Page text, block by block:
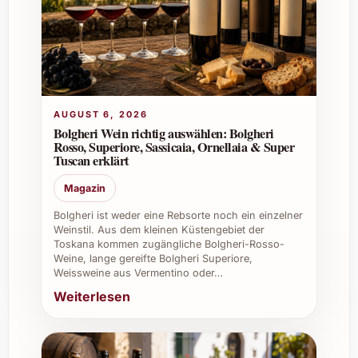
Charakter und Genuss
Rebsorte:100 % Sauvignon Blanc
Jahrgang:2023
Aromen:Zitrus, grüne Äpfel, leichte
Kräuternoten
Körper:Leicht bis mittelkräftig
Abgang:Frisch und mineralisch
Alkoholgehalt:
Ca. 12.5 % Vol.
Serviertemperatur:
Empfohlene Einsatzmöglichkeiten
Dieser Weisswein eignet sich ideal für diverse
kulinarische Gelegenheiten. Er harmoniert
ausgezeichnet mit:
Leichten Salaten und Gemüse
AUGUST 6, 2026
Bolgheri Wein richtig auswählen: Bolgheri
Rosso, Superiore, Sassicaia, Ornellaia & Super
Tuscan erklärt
Magazin
Bolgheri ist weder eine Rebsorte noch ein einzelner
Weinstil. Aus dem kleinen Küstengebiet der
Toskana kommen zugängliche Bolgheri-Rosso-
Weine, lange gereifte Bolgheri Superiore,
Weissweine aus Vermentino oder…
Weiterlesen